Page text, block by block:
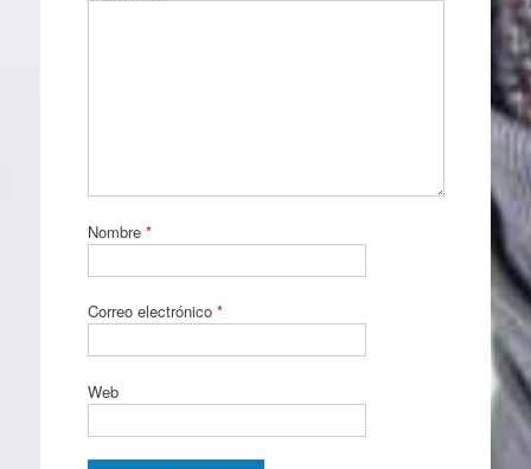
Nombre *
Correo electrónico *
Web